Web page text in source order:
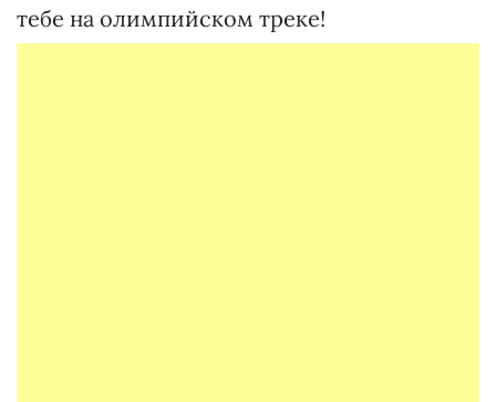
тебе на олимпийском треке!